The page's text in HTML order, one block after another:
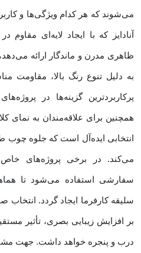
می‌شوند که هر کدام ویژگی‌ها و
آنادایز که با ایجاد لایه‌ای
ظاهری مدرن و ماندگار ارائه
به دلیل تنوع رنگ بالا، مقاومت
پرکاربردترین گزینه‌ها در
همچنین برای علاقه‌مندان به
انتخابی ایده‌آل است که جلوه چوب
می‌کند. در برخی پروژه‌های
سفارشی استفاده می‌شود تا
سلیقه کارفرما ایجاد گردد. انتخاب
بر افزایش زیبایی بصری، تأثیر
درب و پنجره خواهد داشت. جهت